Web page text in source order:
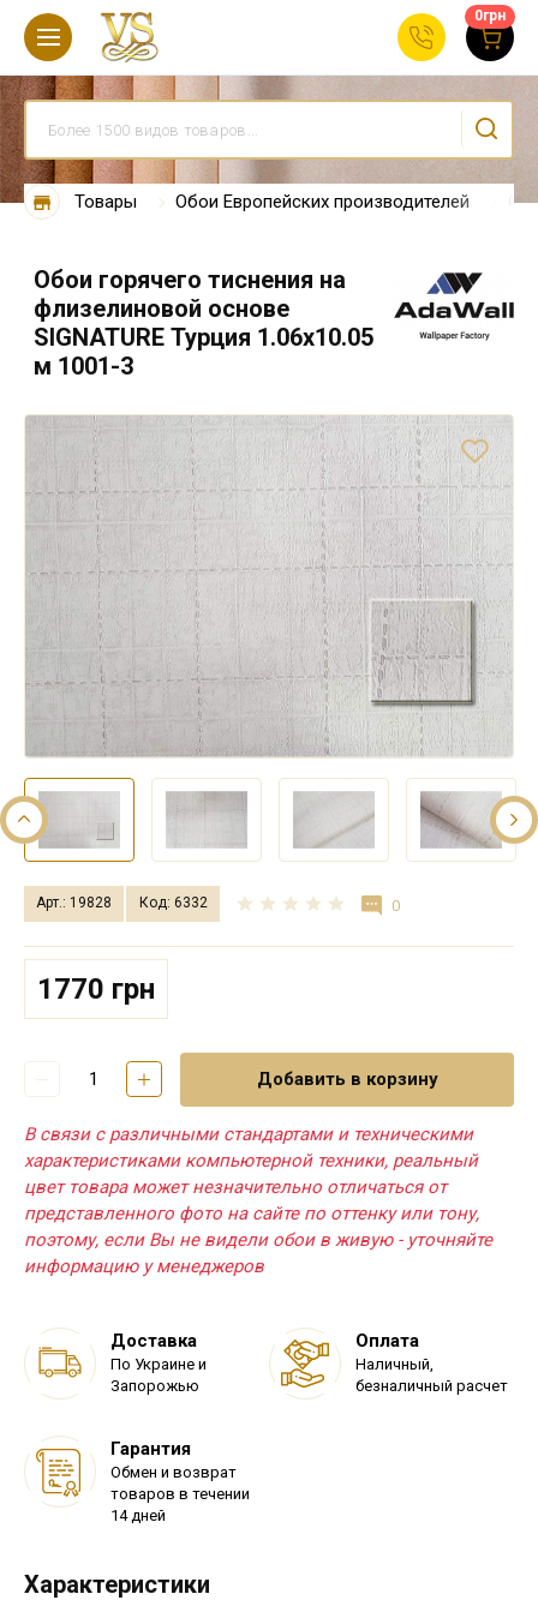
0грн
Товары Обои Европейских производителей
Обои горячего тиснения на
флизелиновой основе
SIGNATURE Турция 1.06х10.05
м 1001-3
Арт.: 19828 Код: 6332 0
1770 грн
Добавить в корзину
В связи с различными стандартами и техническими
характеристиками компьютерной техники, реальный
цвет товара может незначительно отличаться от
представленного фото на сайте по оттенку или тону,
поэтому, если Вы не видели обои в живую - уточняйте
информацию у менеджеров
Доставка
По Украине и
Запорожью
Оплата
Наличный,
безналичный расчет
Гарантия
Обмен и возврат
товаров в течении
14 дней
Характеристики